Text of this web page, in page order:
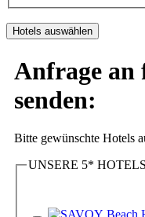
Anfrage an
senden:
Bitte gewünschte Hotels
UNSERE 5* HOTELS